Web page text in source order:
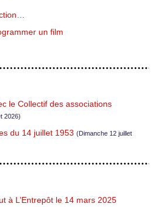
un film
le Collectif des associations
2026)
du 14 juillet 1953 (Dimanche 12 juillet
à L’Entrepôt le 14 mars 2025